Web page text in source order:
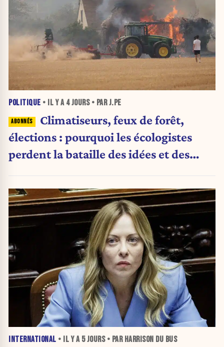
POLITIQUE • IL Y A 4 JOURS• PAR J.PE
Climatiseurs, feux de forêt,
élections : pourquoi les écologistes
perdent la bataille des idées et des
INTERNATIONAL • IL Y A 5 JOURS• PAR HARRISON DU BUS